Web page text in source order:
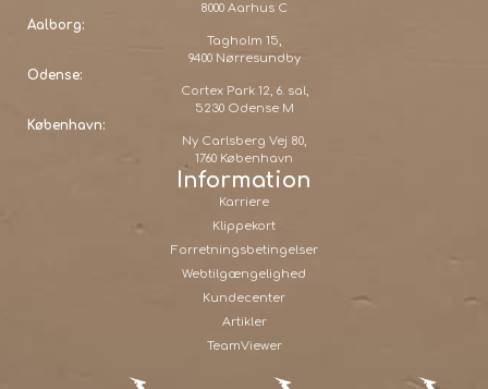
8000 Aarhus C
Aalborg:
Tagholm 15,
9400 Nørresundby
Odense:
Cortex Park 12, 6. sal,
5230 Odense M
København:
Ny Carlsberg Vej 80,
1760 København
Information
Karriere
Klippekort
Forretningsbetingelser
Webtilgængelighed
Kundecenter
Artikler
TeamViewer